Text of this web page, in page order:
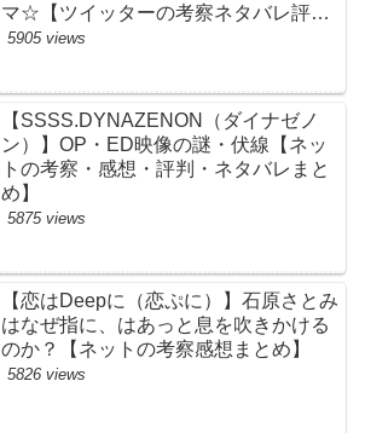
マ☆【ツイッターの考察ネタバレ評価
黒幕評判感想批判原作犯人キャスト脚
5905 views
【SSSS.DYNAZENON（ダイナゼノ
ン）】OP・ED映像の謎・伏線【ネッ
トの考察・感想・評判・ネタバレまと
め】
5875 views
【恋はDeepに（恋ぷに）】石原さとみ
はなぜ指に、はあっと息を吹きかける
のか？【ネットの考察感想まとめ】
5826 views